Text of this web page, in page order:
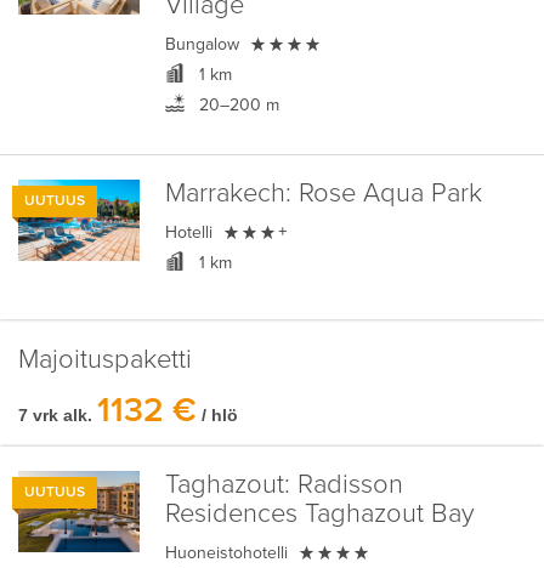
Bungalow 
1 km
20–200 m
UUTUUS Marrakech: Rose Aqua Park
Hotelli  +
1 km
Majoituspaketti
7 vrk alk. 1132 € / hlö
UUTUUS Taghazout: Radisson
Residences Taghazout Bay
Huoneistohotelli 